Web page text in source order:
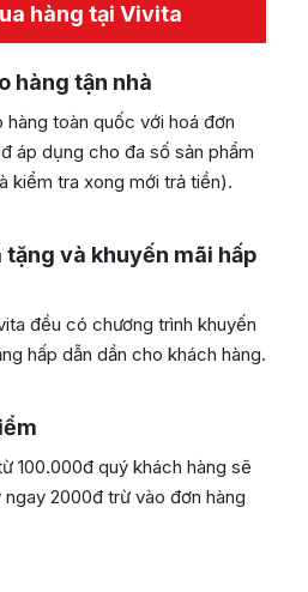
hàng tại Vivita
hàng tận nhà
hàng toàn quốc với hoá đơn
áp dụng cho đa số sản phẩm
kiểm tra xong mới trả tiền).
tặng và khuyến mãi hấp
đều có chương trình khuyến
hấp dẫn dần cho khách hàng.
100.000đ quý khách hàng sẽ
2000đ trừ vào đơn hàng